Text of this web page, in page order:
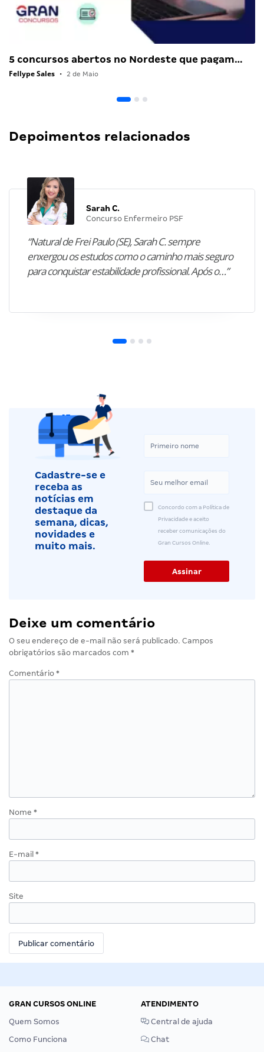
5 concursos abertos no Nordeste que pagam…
Fellype Sales • 2 de Maio
Depoimentos relacionados
Sarah C.
Concurso Enfermeiro PSF
“Natural de Frei Paulo (SE), Sarah C. sempre
enxergou os estudos como o caminho mais seguro
para conquistar estabilidade profissional. Após o…”
Cadastre-se e
receba as
notícias em
destaque da
semana, dicas,
novidades e
muito mais.
Concordo com a Política de
Privacidade e aceito
receber comunicações do
Gran Cursos Online.
Deixe um comentário
O seu endereço de e-mail não será publicado. Campos
obrigatórios são marcados com *
Comentário *
Nome *
E-mail *
Site
GRAN CURSOS ONLINE
Quem Somos
Como Funciona
ATENDIMENTO
Central de ajuda
Chat